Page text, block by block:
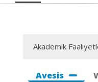
Akademik
Avesis